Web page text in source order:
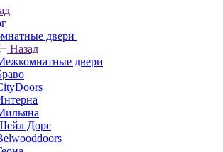
двери
Назад
двери
Дорс